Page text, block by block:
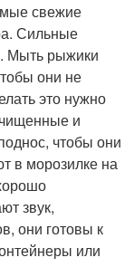
свежие
Сильные
Мыть рыжики
они не
это нужно
и
чтобы они
в морозилке на
звук,
они готовы к
или